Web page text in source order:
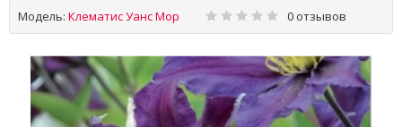
Модель: Клематис Уанс Мор 0 отзывов